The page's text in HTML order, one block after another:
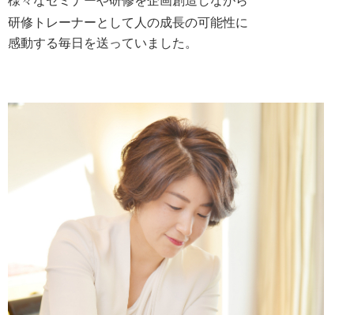
研修トレーナーとして人の成長の可能性に
感動する毎日を送っていました。